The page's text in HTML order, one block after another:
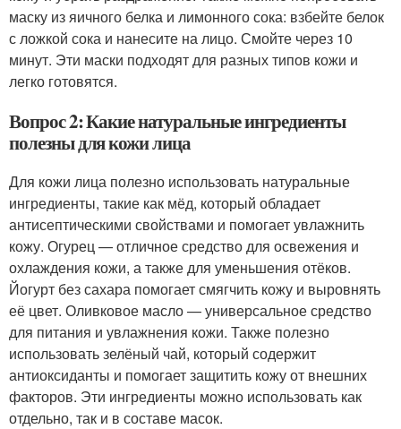
маску из яичного белка и лимонного сока: взбейте белок
с ложкой сока и нанесите на лицо. Смойте через 10
минут. Эти маски подходят для разных типов кожи и
легко готовятся.
Вопрос 2: Какие натуральные ингредиенты
полезны для кожи лица
Для кожи лица полезно использовать натуральные
ингредиенты, такие как мёд, который обладает
антисептическими свойствами и помогает увлажнить
кожу. Огурец — отличное средство для освежения и
охлаждения кожи, а также для уменьшения отёков.
Йогурт без сахара помогает смягчить кожу и выровнять
её цвет. Оливковое масло — универсальное средство
для питания и увлажнения кожи. Также полезно
использовать зелёный чай, который содержит
антиоксиданты и помогает защитить кожу от внешних
факторов. Эти ингредиенты можно использовать как
отдельно, так и в составе масок.